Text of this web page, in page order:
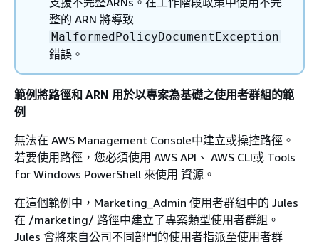
整的 ARN 將導致
MalformedPolicyDocumentException
錯誤。
範例將路徑和 ARN 用於以專案為基礎之使用者群組的範
例
無法在 AWS Management Console中建立或操控路徑。
若要使用路徑，您必須使用 AWS API、 AWS CLI或 Tools
for Windows PowerShell 來使用 資源。
在這個範例中，Marketing_Admin 使用者群組中的 Jules
在 /marketing/ 路徑中建立了專案類型使用者群組。
Jules 會將來自公司不同部門的使用者指派至使用者群